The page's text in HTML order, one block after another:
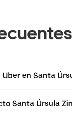
en Santa
Santa Úrsula